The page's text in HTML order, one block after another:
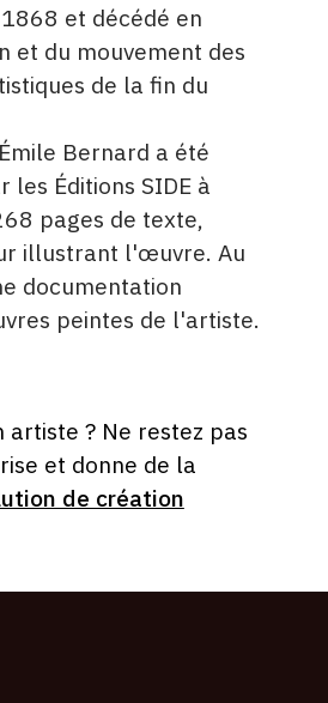
et décédé en
et du mouvement des
de la fin du
Bernard a été
Éditions SIDE à
pages de texte,
illustrant l'œuvre. Au
documentation
peintes de l'artiste.
artiste ? Ne restez pas
et donne de la
de création